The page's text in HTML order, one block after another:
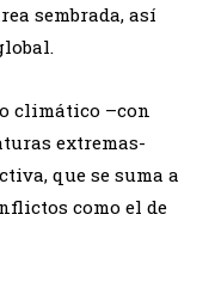
sembrada, así
climático –con
extremas-
que se suma a
como el de